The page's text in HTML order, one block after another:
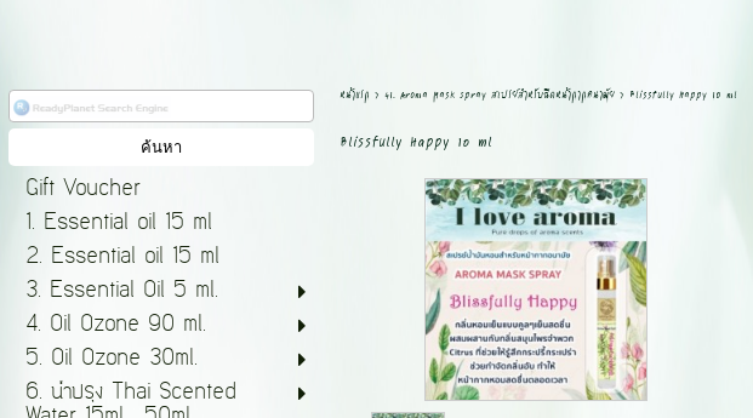
Gift Voucher
1. Essential oil 15 ml
2. Essential oil 15 ml
3. Essential Oil 5 ml.
4. Oil Ozone 90 ml.
5. Oil Ozone 30ml.
6. น้ำปรุง Thai Scented
หน้าแรก > 41. Aroma Mask Spray สเปรย์สำหรับฉีดหน้ากากอนามัย> Blissfully Happy 10 ml
Blissfully Happy 10 ml